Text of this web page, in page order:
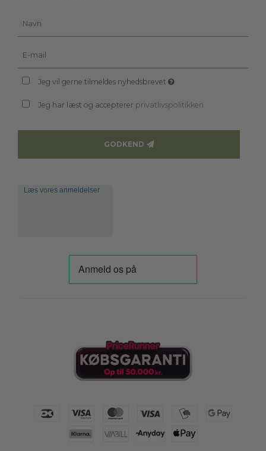
Jeg vil gerne tilmeldes nyhedsbrevet
Jeg har læst og accepterer privatlivspolitikken
GODKEND
Læs vores anmeldelser